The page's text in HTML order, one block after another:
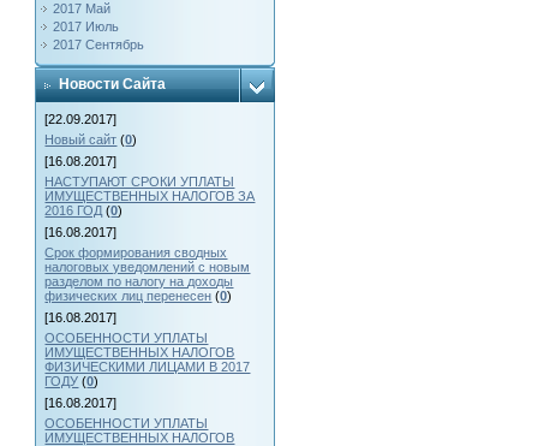
2017 Май
2017 Июль
2017 Сентябрь
Новости Сайта
[22.09.2017]
Новый сайт (0)
[16.08.2017]
НАСТУПАЮТ СРОКИ УПЛАТЫ
ИМУЩЕСТВЕННЫХ НАЛОГОВ ЗА
2016 ГОД (0)
[16.08.2017]
Срок формирования сводных
налоговых уведомлений с новым
разделом по налогу на доходы
физических лиц перенесен (0)
[16.08.2017]
ОСОБЕННОСТИ УПЛАТЫ
ИМУЩЕСТВЕННЫХ НАЛОГОВ
ФИЗИЧЕСКИМИ ЛИЦАМИ В 2017
ГОДУ (0)
[16.08.2017]
ОСОБЕННОСТИ УПЛАТЫ
ИМУЩЕСТВЕННЫХ НАЛОГОВ